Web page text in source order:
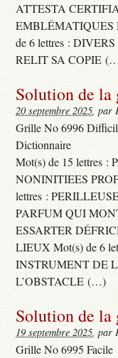
ATTESTA
EMBLÉMATIQUES
de 6 lettres :
RELIT SA COPIE
Solution de
20 septembre 2025, par
Grille No 6996
Dictionnaire
Mot(s) de 15 lettres
NONINITIEES
lettres :
PARFUM QUI
ESSARTER
LIEUX Mot(s) de 6
INSTRUMENT DE
L’OBSTACLE (…)
Solution de
19 septembre 2025, par
Grille No 6995 Facile